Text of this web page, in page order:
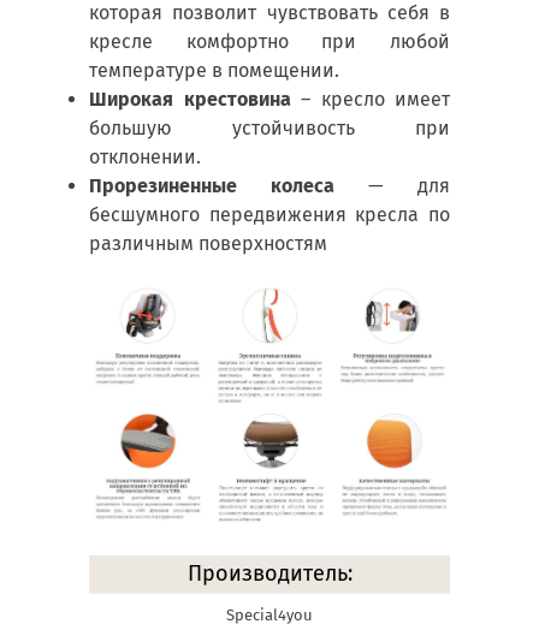
которая позволит чувствовать себя в
кресле комфортно при любой
температуре в помещении.
Широкая крестовина– кресло имеет
большую устойчивость при
отклонении.
Прорезиненные колеса — для
бесшумного передвижения кресла по
различным поверхностям
Производитель:
Special4you